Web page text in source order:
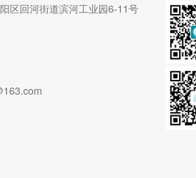
区回河街道滨河工业园6-11号